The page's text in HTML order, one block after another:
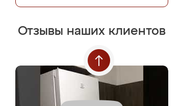
Отзывы наших клиентов